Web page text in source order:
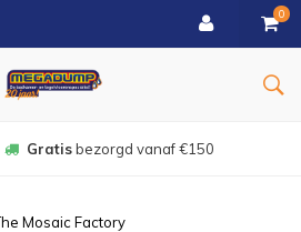
0
bezorgd vanaf €150
Mosaic Factory